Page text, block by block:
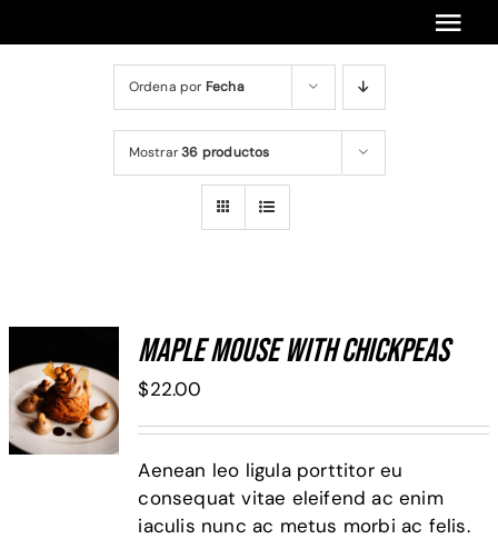
al
Encuentros Anteriores
Ordena por Fecha
Mostrar36 productos
ADD TO
CART
/
DETALLES
Maple Mouse With Chickpeas
$22.00
Aenean leo ligula porttitor eu
consequat vitae eleifend ac enim
iaculis nunc ac metus morbi ac felis.